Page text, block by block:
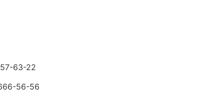
63-22
56-56